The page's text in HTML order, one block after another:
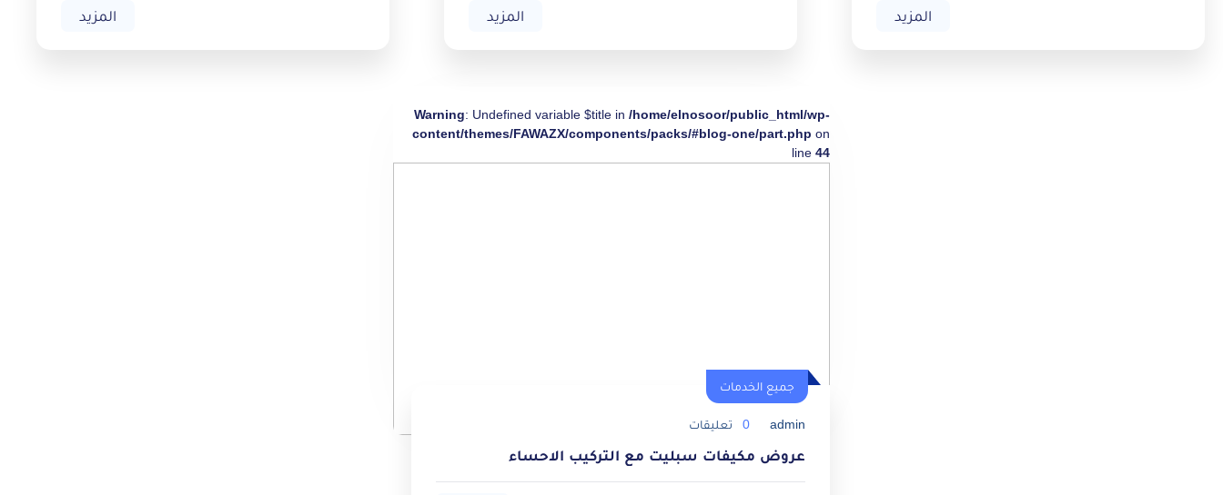
المزيد المزيد المزيد
Warning: Undefined variable $title in /home/elnosoor/public_html/wp-
content/themes/FAWAZX/components/packs/#blog-one/part.php on
line 44
جميع الخدمات
admin
0 تعليقات
عروض مكيفات سبليت مع التركيب الاحساء